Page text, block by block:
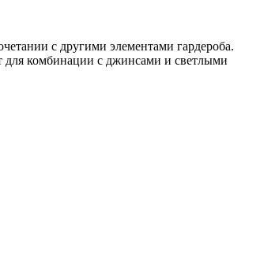
с другими элементами гардероба.
комбинации с джинсами и светлыми